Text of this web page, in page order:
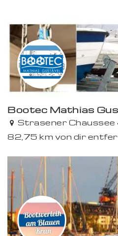
Bootec Mathias
Strasener
82,75 km von dir